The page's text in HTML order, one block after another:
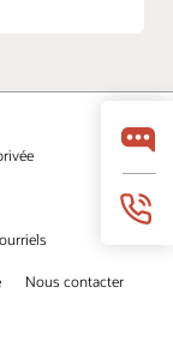
Nous contacter